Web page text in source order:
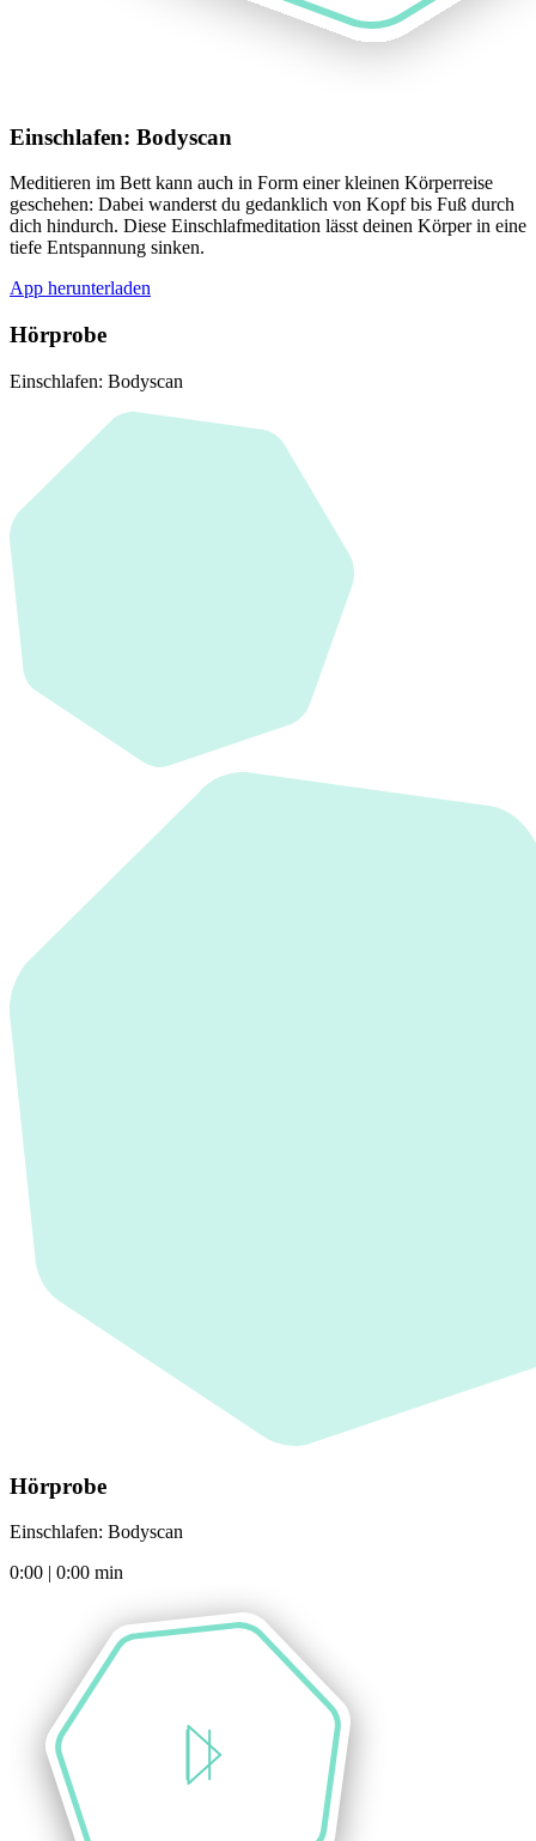
Einschlafen: Bodyscan
Meditieren im Bett kann auch in Form einer kleinen Körperreise
geschehen: Dabei wanderst du gedanklich von Kopf bis Fuß durch
dich hindurch. Diese Einschlafmeditation lässt deinen Körper in eine
tiefe Entspannung sinken.
App herunterladen
Hörprobe
Einschlafen: Bodyscan
Hörprobe
Einschlafen: Bodyscan
0:00 | 0:00 min